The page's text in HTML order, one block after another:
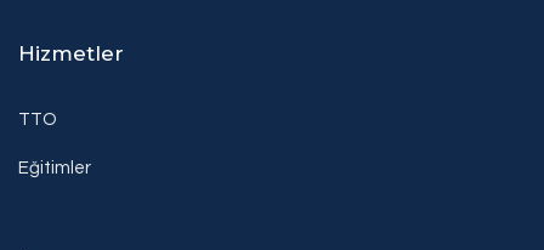
Hizmetler
TTO
Eğitimler